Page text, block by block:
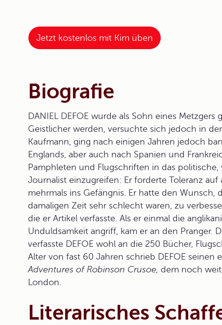
Jetzt kostenlos mit Kim üben
Biografie
DANIEL DEFOE wurde als Sohn eines
Geistlicher werden, versuchte sich jedoch in
Kaufmann, ging nach einigen Jahren jedoch
Englands, aber auch nach Spanien und
Pamphleten und Flugschriften in das
Journalist einzugreifen: Er forderte Toleranz
mehrmals ins Gefängnis. Er hatte den
damaligen Zeit sehr schlecht waren, zu
die er Artikel verfasste. Als er einmal die
Unduldsamkeit angriff, kam er an den Pranger.
verfasste DEFOE wohl an die 250 Bücher,
Alter von fast 60 Jahren schrieb DEFOE seinen
Adventures of Robinson Crusoe, dem noch
London.
Literarisches